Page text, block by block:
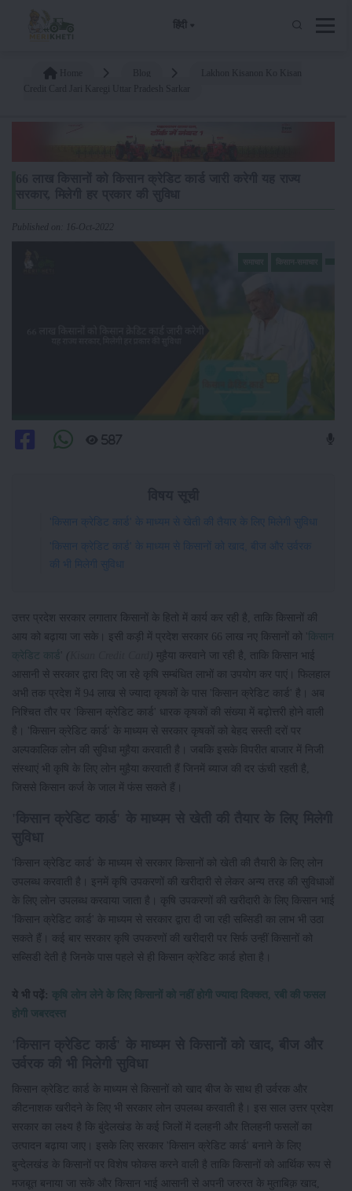
हिंदी
Published on: 16-Oct-2022
587
'किसान क्रेडिट कार्ड' के माध्यम से खेती की तैयार के लिए मिलेगी सुविधा
'किसान क्रेडिट कार्ड' के माध्यम से किसानों को खाद, बीज और उर्वरक
की भी मिलेगी सुविधा
उत्तर प्रदेश सरकार लगातार किसानों के हितो में कार्य कर रही है, ताकि किसानों की
आय को बढ़ाया जा सके। इसी कड़ी में प्रदेश सरकार 66 लाख नए किसानों को '
किसान
क्रेडिट कार्ड
( ) मुहैया करवाने जा रही है, ताकि किसान भाई
आसानी से सरकार द्वारा दिए जा रहे कृषि सम्बंधित लाभों का उपयोग कर पाएं। फिलहाल
अभी तक प्रदेश में 94 लाख से ज्यादा कृषकों के पास 'किसान क्रेडिट कार्ड' है। अब
निश्चित तौर पर 'किसान क्रेडिट कार्ड' धारक कृषकों की संख्या में बढ़ोत्तरी होने वाली
है। 'किसान क्रेडिट कार्ड' के माध्यम से सरकार कृषकों को बेहद सस्ती दरों पर
अल्पकालिक लोन की सुविधा मुहैया करवाती है। जबकि इसके विपरीत बाजार में निजी
संस्थाएं भी कृषि के लिए लोन मुहैया करवाती हैं जिनमें ब्याज की दर ऊंची रहती है,
जिससे किसान कर्ज के जाल में फंस सकते हैं।
'किसान क्रेडिट कार्ड' के माध्यम से सरकार किसानों को खेती की तैयारी के लिए लोन
उपलब्ध करवाती है। इनमें कृषि उपकरणों की खरीदारी से लेकर अन्य तरह की सुविधाओं
के लिए लोन उपलब्ध करवाया जाता है। कृषि उपकरणों की खरीदारी के लिए किसान भाई
'किसान क्रेडिट कार्ड' के माध्यम से सरकार द्वारा दी जा रही सब्सिडी का लाभ भी उठा
सकते हैं। कई बार सरकार कृषि उपकरणों की खरीदारी पर सिर्फ उन्हीं किसानों को
सब्सिडी देती है जिनके पास पहले से ही किसान क्रेडिट कार्ड होता है।
ये भी पढ़ें: कृषि लोन लेने के लिए किसानों को नहीं होगी ज्यादा दिक्कत, रबी की फसल
होगी जबरदस्त
किसान क्रेडिट कार्ड के माध्यम से किसानों को खाद बीज के साथ ही उर्वरक और
कीटनाशक खरीदने के लिए भी सरकार लोन उपलब्ध करवाती है। इस साल उत्तर प्रदेश
सरकार का लक्ष्य है कि बुंदेलखंड के कई जिलों में दलहनी और तिलहनी फसलों का
उत्पादन बढ़ाया जाए। इसके लिए सरकार 'किसान क्रेडिट कार्ड' बनाने के लिए
बुन्देलखंड के किसानों पर विशेष फोकस करने वाली है ताकि किसानों को आर्थिक रूप से
मजबूत बनाया जा सके और किसान भाई आसानी से अपनी जरुरत के मुताबिक़ खाद,